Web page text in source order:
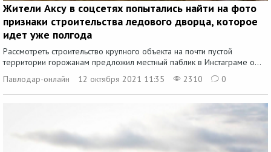
Жители Аксу в соцсетях попытались найти на фото
признаки строительства ледового дворца, которое
идет уже полгода
Рассмотреть строительство крупного объекта на почти пустой
территории горожанам предложил местный паблик в Инстаграме о...
Павлодар-онлайн
12 октября 2021 11:35 2310 0